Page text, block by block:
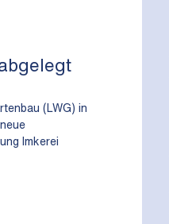
(LWG) in
Imkerei